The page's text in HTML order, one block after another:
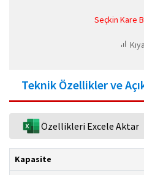
Seçkin Kare
Teknik Özellikler ve
Özellikleri Excele Aktar
Kapasite